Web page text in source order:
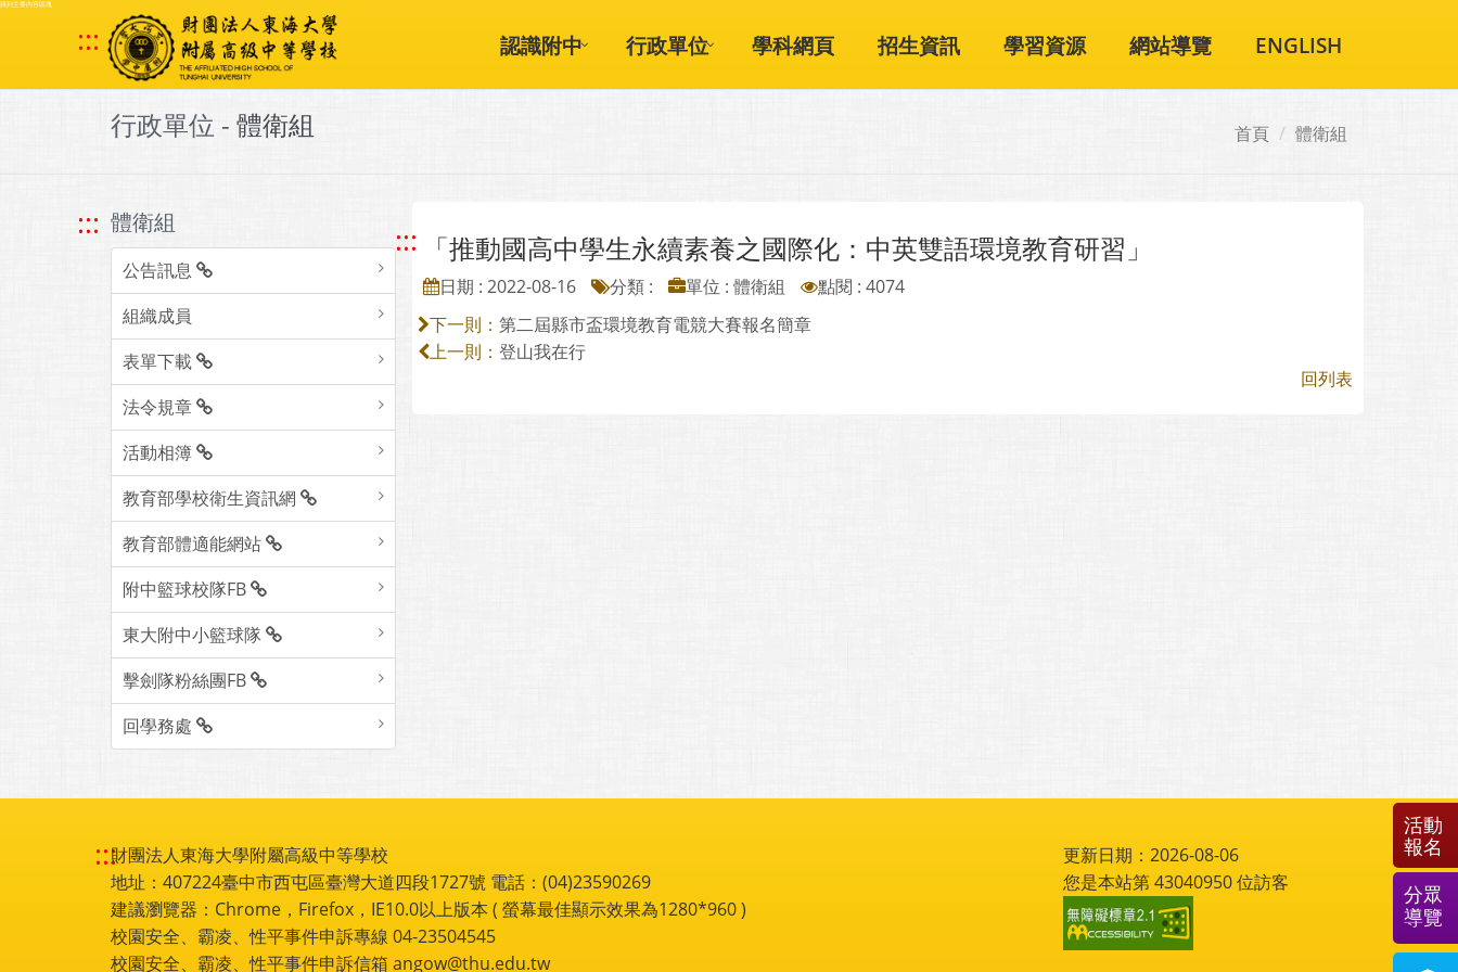
跳到主要內容區塊
::: 認識附中 行政單位 學科網頁 招生資訊 學習資源 網站導覽 ENGLISH
行政單位 - 體衛組 首頁 體衛組
::: 體衛組
公告訊息
組織成員
表單下載
法令規章
活動相簿
教育部學校衛生資訊網
教育部體適能網站
附中籃球校隊FB
東大附中小籃球隊
擊劍隊粉絲團FB
回學務處
::: 「推動國高中學生永續素養之國際化：中英雙語環境教育研習」
日期 : 2022-08-16 分類 : 單位 : 體衛組 點閱 : 4074
下一則： 第二屆縣市盃環境教育電競大賽報名簡章
上一則： 登山我在行
回列表
:::財團法人東海大學附屬高級中等學校
地址：407224臺中市西屯區臺灣大道四段1727號 電話：(04)23590269
建議瀏覽器：Chrome，Firefox，IE10.0以上版本 ( 螢幕最佳顯示效果為1280*960 )
校園安全、霸凌、性平事件申訴專線 04-23504545
校園安全、霸凌、性平事件申訴信箱 angow@thu.edu.tw
更新日期：2026-08-06
您是本站第43040950位訪客
活動
報名
分眾
導覽